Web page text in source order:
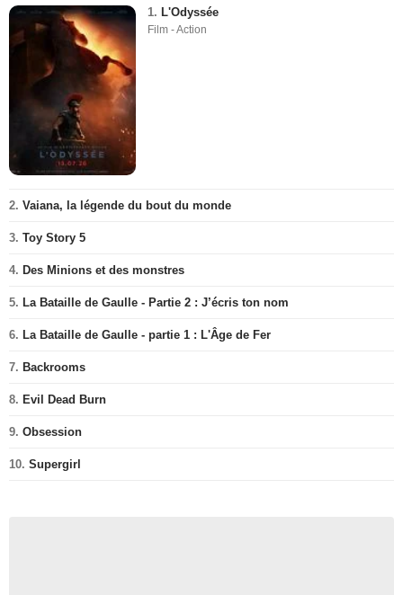
1. L'Odyssée
Film - Action
2. Vaiana, la légende du bout du monde
3. Toy Story 5
4. Des Minions et des monstres
5. La Bataille de Gaulle - Partie 2 : J’écris ton nom
6. La Bataille de Gaulle - partie 1 : L'Âge de Fer
7. Backrooms
8. Evil Dead Burn
9. Obsession
10. Supergirl